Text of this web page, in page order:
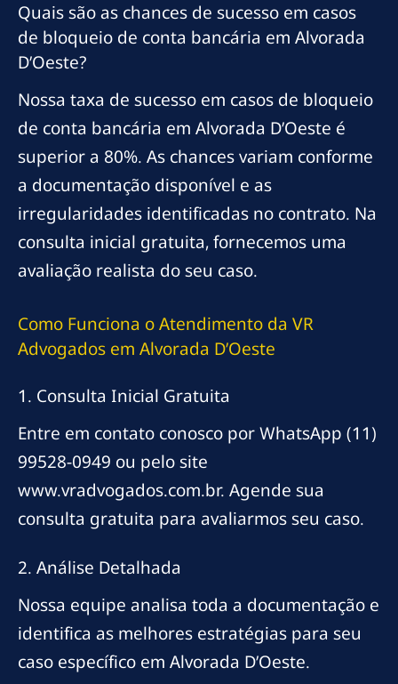
Quais são as chances de sucesso em casos
de bloqueio de conta bancária em Alvorada
D’Oeste?
Nossa taxa de sucesso em casos de bloqueio
de conta bancária em Alvorada D’Oeste é
superior a 80%. As chances variam conforme
a documentação disponível e as
irregularidades identificadas no contrato. Na
consulta inicial gratuita, fornecemos uma
avaliação realista do seu caso.
Como Funciona o Atendimento da VR
Advogados em Alvorada D’Oeste
1. Consulta Inicial Gratuita
Entre em contato conosco por WhatsApp (11)
99528-0949 ou pelo site
www.vradvogados.com.br. Agende sua
consulta gratuita para avaliarmos seu caso.
2. Análise Detalhada
Nossa equipe analisa toda a documentação e
identifica as melhores estratégias para seu
caso específico em Alvorada D’Oeste.